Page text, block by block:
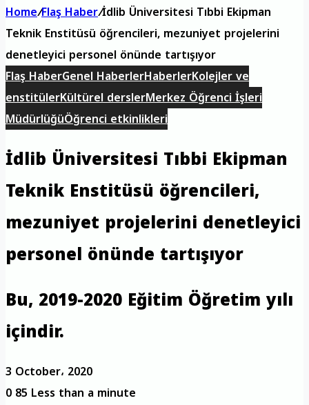
Home/Flaş Haber/İdlib Üniversitesi Tıbbi Ekipman
Teknik Enstitüsü öğrencileri, mezuniyet projelerini
denetleyici personel önünde tartışıyor
Flaş HaberGenel HaberlerHaberlerKolejler ve
enstitülerKültürel derslerMerkez Öğrenci İşleri
MüdürlüğüÖğrenci etkinlikleri
İdlib Üniversitesi Tıbbi Ekipman
Teknik Enstitüsü öğrencileri,
mezuniyet projelerini denetleyici
personel önünde tartışıyor
Bu, 2019-2020 Eğitim Öğretim yılı
içindir.
3 October، 2020
085 Less than a minute